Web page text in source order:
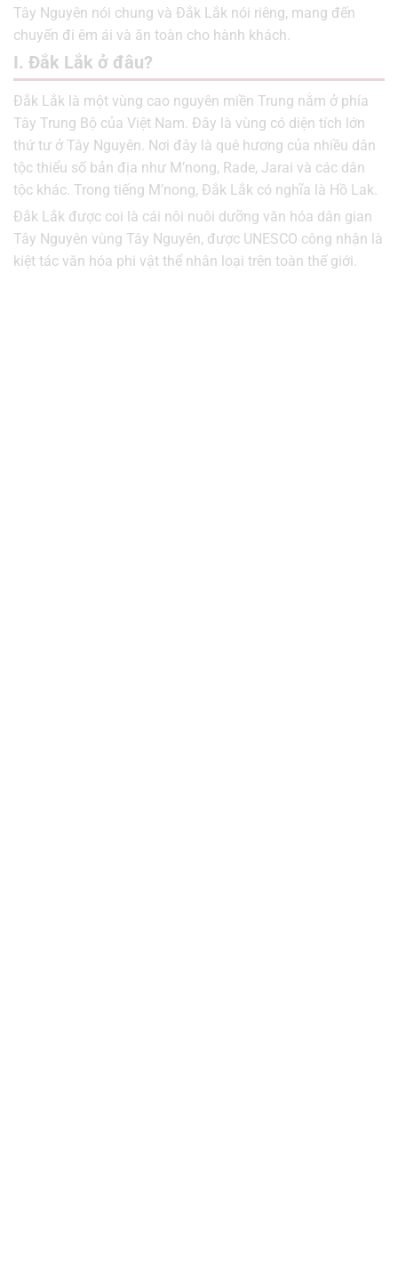
Tây Nguyên nói chung và Đắk Lắk nói riêng, mang đến
chuyến đi êm ái và ăn toàn cho hành khách.
I. Đắk Lắk ở đâu?
Đắk Lắk là một vùng cao nguyên miền Trung nằm ở phía
Tây Trung Bộ của Việt Nam. Đây là vùng có diện tích lớn
thứ tư ở Tây Nguyên. Nơi đây là quê hương của nhiều dân
tộc thiểu số bản địa như M’nong, Rade, Jarai và các dân
tộc khác. Trong tiếng M’nong, Đắk Lắk có nghĩa là Hồ Lak.
Đắk Lắk được coi là cái nôi nuôi dưỡng văn hóa dân gian
Tây Nguyên vùng Tây Nguyên, được UNESCO công nhận là
kiệt tác văn hóa phi vật thể nhân loại trên toàn thế giới.